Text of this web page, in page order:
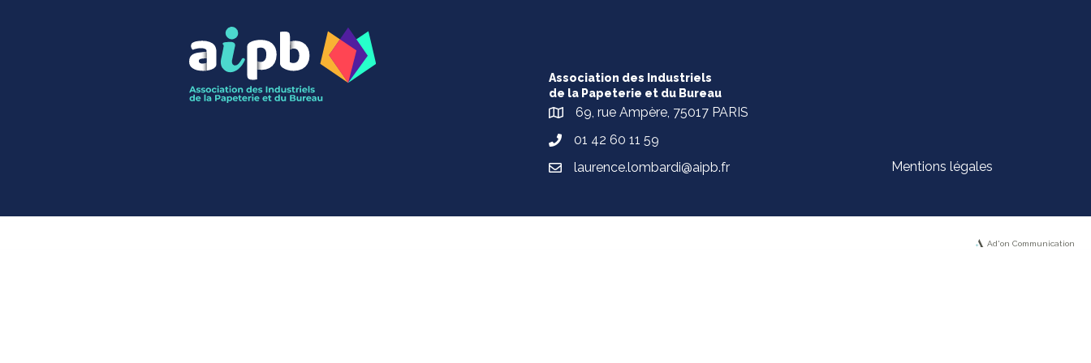
Association des Industriels
de la Papeterie et du Bureau
69, rue Ampère, 75017 PARIS
01 42 60 11 59
laurence.lombardi@aipb.fr
Mentions légales
Ad'on Communication